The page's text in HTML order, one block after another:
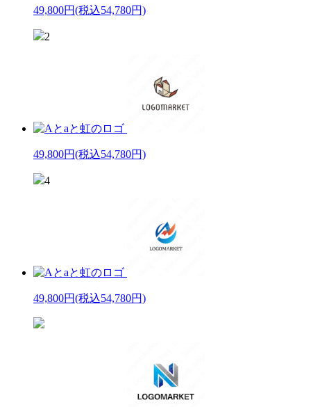
49,800円(税込54,780円)
2
49,800円(税込54,780円)
4
49,800円(税込54,780円)